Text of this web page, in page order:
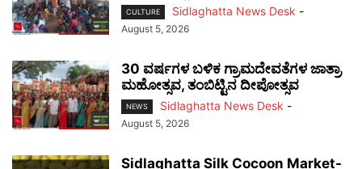
CULTURE Sidlaghatta News Desk -
August 5, 2026
30 ವರ್ಷಗಳ ಬಳಿಕ ಗ್ರಾಮದೇವತೆಗಳ ಜಾತ್ರಾ
ಮಹೋತ್ಸವ, ತಂಬಿಟ್ಟಿನ ದೀಪೋತ್ಸವ
NEWS Sidlaghatta News Desk -
August 5, 2026
Sidlaghatta Silk Cocoon Market-